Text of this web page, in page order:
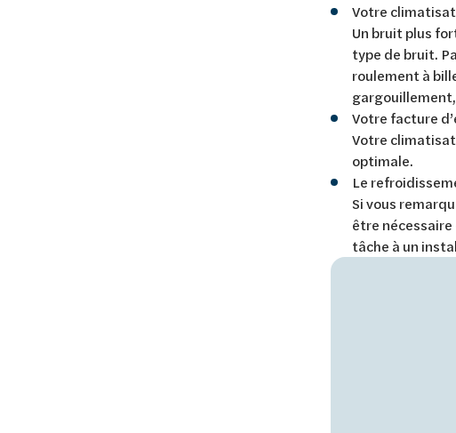
Votre
Un bruit plus
type de bruit.
roulement à
Votre facture
Votre
optimale.
Le
Si vous
être
tâche à un